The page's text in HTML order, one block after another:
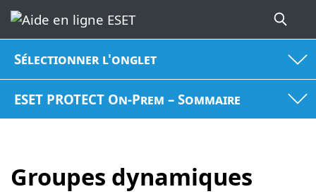
Sélectionner l'onglet
ESET PROTECT On-Prem – Sommaire
Groupes dynamiques